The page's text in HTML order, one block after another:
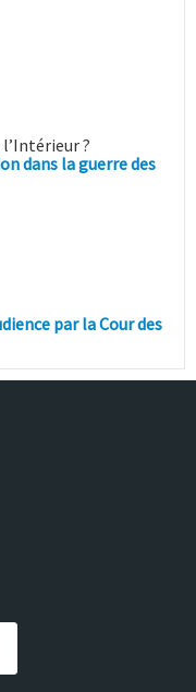
?
dans la guerre des
par la Cour des